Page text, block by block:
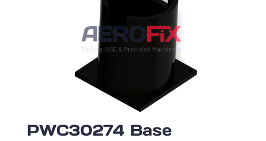
PWC30274 Base